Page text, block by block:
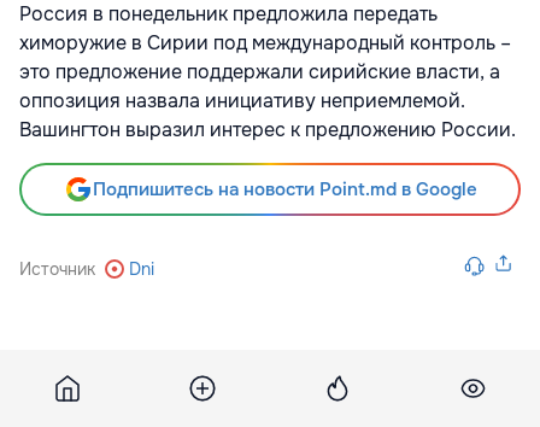
Россия в понедельник предложила передать
химоружие в Сирии под международный контроль –
это предложение поддержали сирийские власти, а
оппозиция назвала инициативу неприемлемой.
Вашингтон выразил интерес к предложению России.
Подпишитесь на новости Point.md в Google
Источник Dni